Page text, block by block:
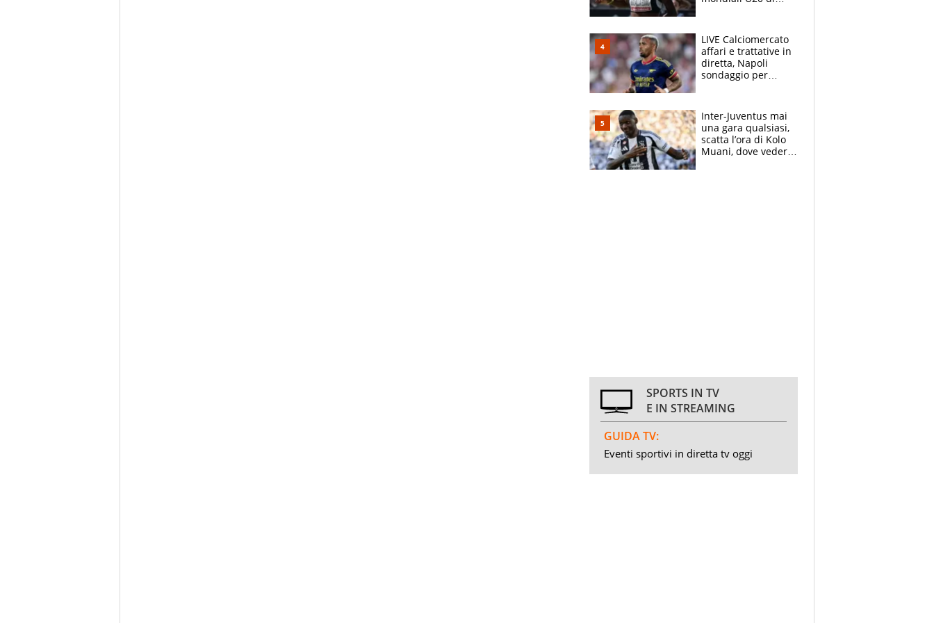
con una gran finale"
LIVE Calciomercato
affari e trattative in
diretta, Napoli
sondaggio per
accende l'Atalanta
Inter-Juventus mai
una gara qualsiasi,
scatta l’ora di Kolo
Muani, dove vederla
SPORTS IN TV
E IN STREAMING
GUIDA TV:
Eventi sportivi in diretta tv oggi